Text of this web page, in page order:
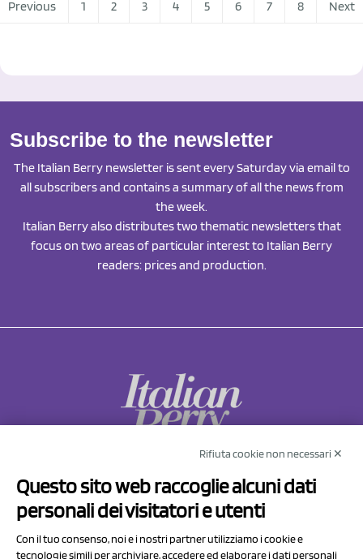
Previous 1 2 3 4 5 6 7 8 Next
Subscribe to the newsletter
The Italian Berry newsletter is sent every Saturday via email to
all subscribers and contains a summary of all the news from
the week.
Italian Berry also distributes two thematic newsletters that
focus on two areas of particular interest to Italian Berry
readers: prices and production.
Via Prov.le Sassuolo Vignola 315/1
41057 Spilamberto (MO)
Rifiuta cookie non necessari ✕
Questo sito web raccoglie alcuni dati
personali dei visitatori e utenti
Con il tuo consenso, noi e i nostri partner utilizziamo i cookie e
tecnologie simili per archiviare, accedere ed elaborare i dati personali